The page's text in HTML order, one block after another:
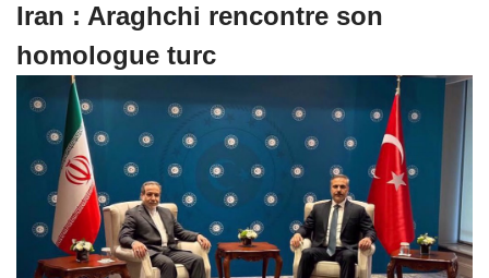
Iran : Araghchi rencontre son
homologue turc